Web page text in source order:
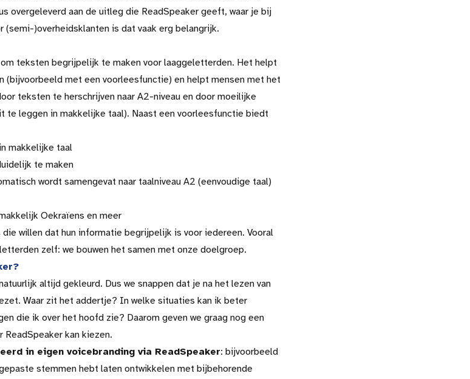
overgeleverd aan de uitleg die ReadSpeaker geeft, waar je bij
(semi-)overheidsklanten is dat vaak erg belangrijk.
teksten begrijpelijk te maken voor laaggeletterden. Het helpt
(bijvoorbeeld met een voorleesfunctie) en helpt mensen met het
teksten te herschrijven naar A2-niveau en door moeilijke
te leggen in makkelijke taal). Naast een voorleesfunctie biedt
makkelijke taal
te maken
wordt samengevat naar taalniveau A2 (eenvoudige taal)
Oekraïens en meer
willen dat hun informatie begrijpelijk is voor iedereen. Vooral
zelf: we bouwen het samen met onze doelgroep.
altijd gekleurd. Dus we snappen dat je na het lezen van
Waar zit het addertje? In welke situaties kan ik beter
die ik over het hoofd zie? Daarom geven we graag nog een
ReadSpeaker kan kiezen.
in eigen voicebranding via ReadSpeaker: bijvoorbeeld
stemmen hebt laten ontwikkelen met bijbehorende